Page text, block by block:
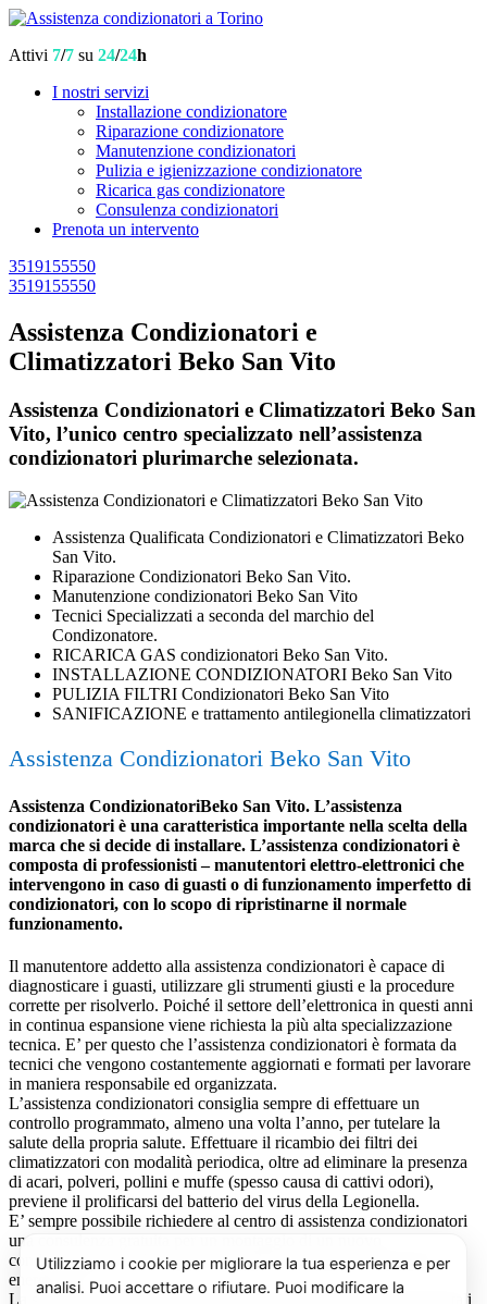
Attivi 7/7 su 24/24h
I nostri servizi
Installazione condizionatore
Riparazione condizionatore
Manutenzione condizionatori
Pulizia e igienizzazione condizionatore
Ricarica gas condizionatore
Consulenza condizionatori
Prenota un intervento
3519155550
3519155550
Assistenza Condizionatori e
Climatizzatori Beko San Vito
Assistenza Condizionatori e Climatizzatori Beko San
Vito, l’unico centro specializzato nell’assistenza
condizionatori plurimarche selezionata.
Assistenza Qualificata Condizionatori e Climatizzatori Beko
San Vito.
Riparazione Condizionatori Beko San Vito.
Manutenzione condizionatori Beko San Vito
Tecnici Specializzati a seconda del marchio del
Condizonatore.
RICARICA GAS condizionatori Beko San Vito.
INSTALLAZIONE CONDIZIONATORI Beko San Vito
PULIZIA FILTRI Condizionatori Beko San Vito
SANIFICAZIONE e trattamento antilegionella climatizzatori
Assistenza Condizionatori Beko San Vito
Assistenza CondizionatoriBeko San Vito. L’assistenza
condizionatori è una caratteristica importante nella scelta della
marca che si decide di installare. L’assistenza condizionatori è
composta di professionisti – manutentori elettro-elettronici che
intervengono in caso di guasti o di funzionamento imperfetto di
condizionatori, con lo scopo di ripristinarne il normale
funzionamento.
Il manutentore addetto alla assistenza condizionatori è capace di
diagnosticare i guasti, utilizzare gli strumenti giusti e la procedure
corrette per risolverlo. Poiché il settore dell’elettronica in questi anni
in continua espansione viene richiesta la più alta specializzazione
tecnica. E’ per questo che l’assistenza condizionatori è formata da
tecnici che vengono costantemente aggiornati e formati per lavorare
in maniera responsabile ed organizzata.
L’assistenza condizionatori consiglia sempre di effettuare un
controllo programmato, almeno una volta l’anno, per tutelare la
salute della propria salute. Effettuare il ricambio dei filtri dei
climatizzatori con modalità periodica, oltre ad eliminare la presenza
di acari, polveri, pollini e muffe (spesso causa di cattivi odori),
previene il prolificarsi del batterio del virus della Legionella.
E’ sempre possibile richiedere al centro di assistenza condizionatori
una consulenza gratuita per un montaggio di un nuovo
condizionatore o sulle ultime normative in materia di risparmio
energetico.
La salute e il benessere sono quindi essere gli obiettivi fondamentali